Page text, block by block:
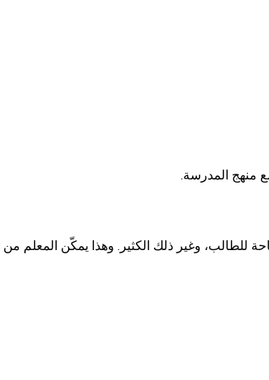
للطالب، وغير ذلك الكثير. وهذا يمكّن المعلم